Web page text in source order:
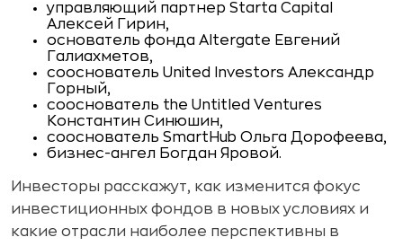
управляющий партнер Starta Capital
Алексей Гирин,
основатель фонда Altergate Евгений
Галиахметов,
сооснователь United Investors Александр
Горный,
сооснователь the Untitled Ventures
Константин Синюшин,
сооснователь SmartHub Ольга Дорофеева,
бизнес-ангел Богдан Яровой.
Инвесторы расскажут, как изменится фокус
инвестиционных фондов в новых условиях и
какие отрасли наиболее перспективны в